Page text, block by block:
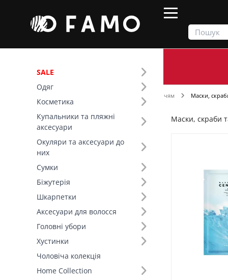
SALE
Одяг
Косметика
Купальники та пляжні
аксесуари
Окуляри та аксесуари до
них
Сумки
Біжутерія
Шкарпетки
Аксесуари для волосся
Головні убори
Хустинки
Чоловіча колекція
Home Collection
Догляд за обличчям Маски,
Фільтр
Ціна
SALE
Вид товару (20)
Бренд (20)
Розмір (28)
Тип шкіри (3)
Маски, скраби